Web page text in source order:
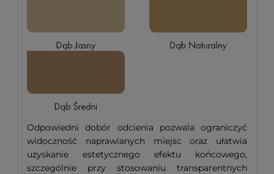
Odpowiedni dobór odcienia pozwala ograniczyć
widoczność naprawianych miejsc oraz ułatwia
uzyskanie estetycznego efektu końcowego,
szczególnie przy stosowaniu transparentnych